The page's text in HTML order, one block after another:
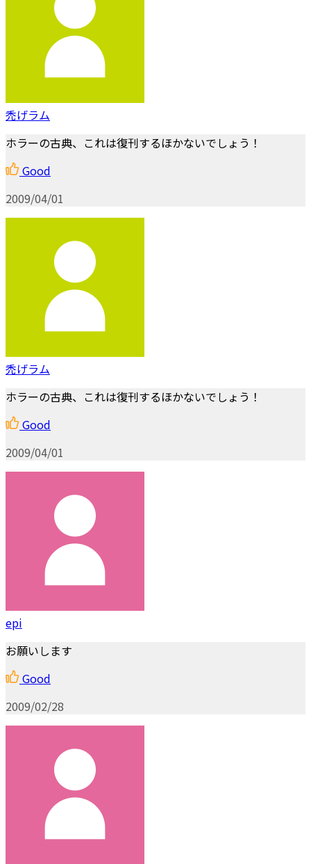
禿げラム
ホラーの古典、これは復刊するほかないでしょう！
Good
2009/04/01
禿げラム
ホラーの古典、これは復刊するほかないでしょう！
Good
2009/04/01
epi
お願いします
Good
2009/02/28